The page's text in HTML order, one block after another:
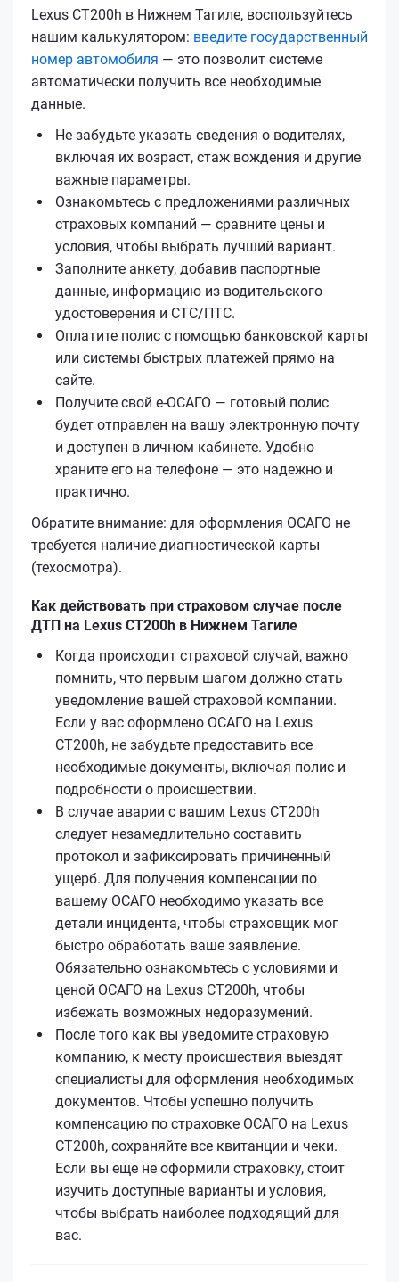
Lexus CT200h в Нижнем Тагиле, воспользуйтесь
нашим калькулятором: введите государственный
номер автомобиля — это позволит системе
автоматически получить все необходимые
данные.
Не забудьте указать сведения о водителях,
включая их возраст, стаж вождения и другие
важные параметры.
Ознакомьтесь с предложениями различных
страховых компаний — сравните цены и
условия, чтобы выбрать лучший вариант.
Заполните анкету, добавив паспортные
данные, информацию из водительского
удостоверения и СТС/ПТС.
Оплатите полис с помощью банковской карты
или системы быстрых платежей прямо на
сайте.
Получите свой е‑ОСАГО — готовый полис
будет отправлен на вашу электронную почту
и доступен в личном кабинете. Удобно
храните его на телефоне — это надежно и
практично.
Обратите внимание: для оформления ОСАГО не
требуется наличие диагностической карты
(техосмотра).
Как действовать при страховом случае после
ДТП на Lexus CT200h в Нижнем Тагиле
Когда происходит страховой случай, важно
помнить, что первым шагом должно стать
уведомление вашей страховой компании.
Если у вас оформлено ОСАГО на Lexus
CT200h, не забудьте предоставить все
необходимые документы, включая полис и
подробности о происшествии.
В случае аварии с вашим Lexus CT200h
следует незамедлительно составить
протокол и зафиксировать причиненный
ущерб. Для получения компенсации по
вашему ОСАГО необходимо указать все
детали инцидента, чтобы страховщик мог
быстро обработать ваше заявление.
Обязательно ознакомьтесь с условиями и
ценой ОСАГО на Lexus CT200h, чтобы
избежать возможных недоразумений.
После того как вы уведомите страховую
компанию, к месту происшествия выездят
специалисты для оформления необходимых
документов. Чтобы успешно получить
компенсацию по страховке ОСАГО на Lexus
CT200h, сохраняйте все квитанции и чеки.
Если вы еще не оформили страховку, стоит
изучить доступные варианты и условия,
чтобы выбрать наиболее подходящий для
вас.